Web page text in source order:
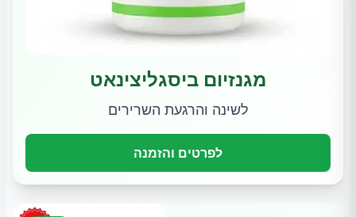
מגנזיום ביסגליצינאט
לשינה והרגעת השרירים
לפרטים והזמנה